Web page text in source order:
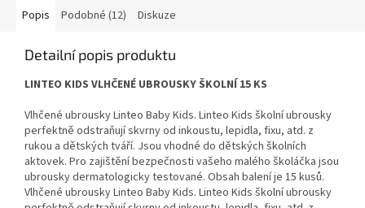
Popis Podobné (12) Diskuze
Detailní popis produktu
LINTEO KIDS VLHČENÉ UBROUSKY ŠKOLNÍ 15 KS
Vlhčené ubrousky Linteo Baby Kids. Linteo Kids školní ubrousky
perfektně odstraňují skvrny od inkoustu, lepidla, fixu, atd. z
rukou a dětských tváří. Jsou vhodné do dětských školních
aktovek. Pro zajištění bezpečnosti vašeho malého školáčka jsou
ubrousky dermatologicky testované. Obsah balení je 15 kusů.
Vlhčené ubrousky Linteo Baby Kids. Linteo Kids školní ubrousky